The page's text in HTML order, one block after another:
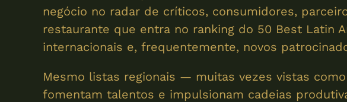
negócio no radar de críticos, consumidores,
restaurante que entra no ranking do 50 Best Latin
internacionais e, frequentemente, novos
Mesmo listas regionais — muitas vezes vistas
fomentam talentos e impulsionam cadeias